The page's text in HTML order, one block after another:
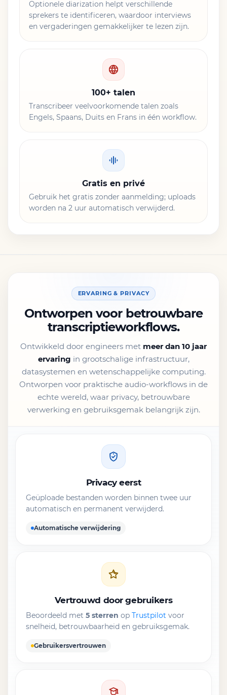
Optionele diarization helpt verschillende
sprekers te identificeren, waardoor interviews
en vergaderingen gemakkelijker te lezen zijn.
100+ talen
Transcribeer veelvoorkomende talen zoals
Engels, Spaans, Duits en Frans in één workflow.
Gratis en privé
Gebruik het gratis zonder aanmelding; uploads
worden na 2 uur automatisch verwijderd.
ERVARING & PRIVACY
Ontworpen voor betrouwbare
transcriptieworkflows.
Ontwikkeld door engineers met meer dan 10 jaar
ervaring in grootschalige infrastructuur,
datasystemen en wetenschappelijke computing.
Ontworpen voor praktische audio-workflows in de
echte wereld, waar privacy, betrouwbare
verwerking en gebruiksgemak belangrijk zijn.
Privacy eerst
Geüploade bestanden worden binnen twee uur
automatisch en permanent verwijderd.
Automatische verwijdering
Vertrouwd door gebruikers
Beoordeeld met 5 sterren op Trustpilot voor
snelheid, betrouwbaarheid en gebruiksgemak.
Gebruikersvertrouwen